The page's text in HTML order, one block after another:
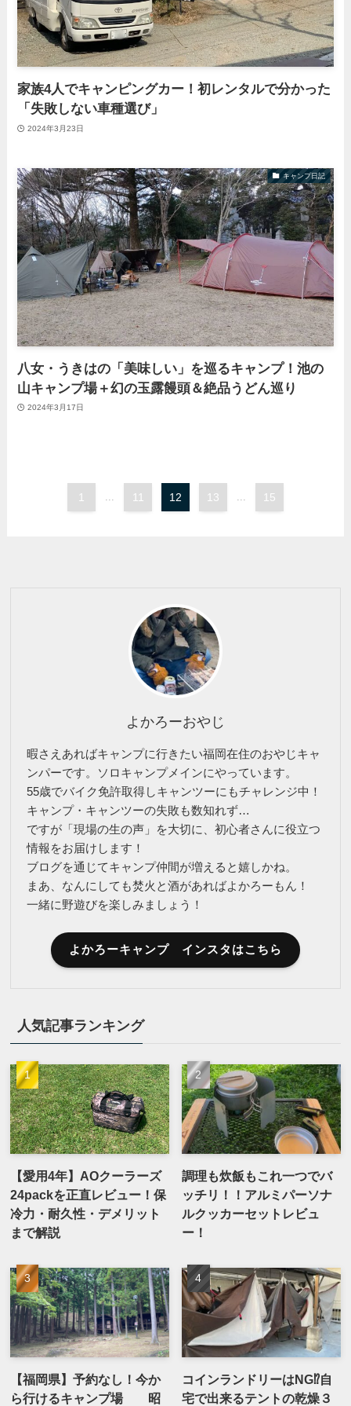
家族4人でキャンピングカー！初レンタルで分かった
「失敗しない車種選び」
2024年3月23日
キャンプ日記
八女・うきはの「美味しい」を巡るキャンプ！池の
山キャンプ場＋幻の玉露饅頭＆絶品うどん巡り
2024年3月17日
1 11 12 13 15
よかろーおやじ
暇さえあればキャンプに行きたい福岡在住のおやじキャ
ンパーです。ソロキャンプメインにやっています。
55歳でバイク免許取得しキャンツーにもチャレンジ中！
キャンプ・キャンツーの失敗も数知れず…
ですが「現場の生の声」を大切に、初心者さんに役立つ
情報をお届けします！
ブログを通じてキャンプ仲間が増えると嬉しかね。
まあ、なんにしても焚火と酒があればよかろーもん！
一緒に野遊びを楽しみましょう！
よかろーキャンプ インスタはこちら
人気記事ランキング
【愛用4年】AOクーラーズ
24packを正直レビュー！保
冷力・耐久性・デメリット
まで解説
調理も炊飯もこれ一つでバ
ッチリ！！アルミパーソナ
ルクッカーセットレビュ
ー！
【福岡県】予約なし！今か
ら行けるキャンプ場 昭
コインランドリーはNG⁉自
宅で出来るテントの乾燥３